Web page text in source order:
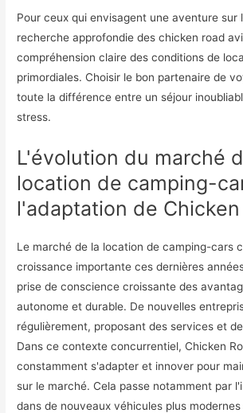
Pour ceux qui envisagent une aventure sur
recherche approfondie des chicken road
compréhension claire des conditions de
primordiales. Choisir le bon partenaire de
toute la différence entre un séjour
stress.
L'évolution du marché
location de camping-
l'adaptation de Chicken
Le marché de la location de camping-cars
croissance importante ces dernières
prise de conscience croissante des
autonome et durable. De nouvelles
régulièrement, proposant des services et
Dans ce contexte concurrentiel, Chicken
constamment s'adapter et innover pour
sur le marché. Cela passe notamment par
dans de nouveaux véhicules plus